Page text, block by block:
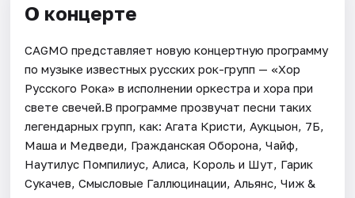
О концерте
CAGMO представляет новую концертную программу
по музыке известных русских рок-групп — «Хор
Русского Рока» в исполнении оркестра и хора при
свете свечей.В программе прозвучат песни таких
легендарных групп, как: Агата Кристи, Аукцыон, 7Б,
Маша и Медведи, Гражданская Оборона, Чайф,
Наутилус Помпилиус, Алиса, Король и Шут, Гарик
Сукачев, Смысловые Галлюцинации, Альянс, Чиж &